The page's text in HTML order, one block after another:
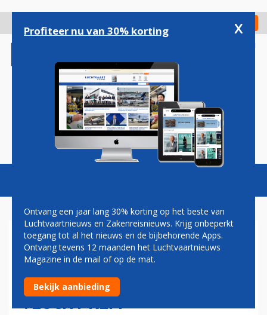
gaan
Check in
Magazine Podcasts Vacatures
GESCHIL MET
BRANDSTOFLEVERANCIER
REDEN VOOR UITWIJKEN
VLUCHT KLM
Profiteer nu van 30% korting x
Ontvang een jaar lang 30% korting op het beste van
Luchtvaartnieuws en Zakenreisnieuws. Krijg onbeperkt
toegang tot al het nieuws en de bijbehorende Apps.
Ontvang tevens 12 maanden het Luchtvaartnieuws
Magazine in de mail of op de mat.
Bekijk aanbieding